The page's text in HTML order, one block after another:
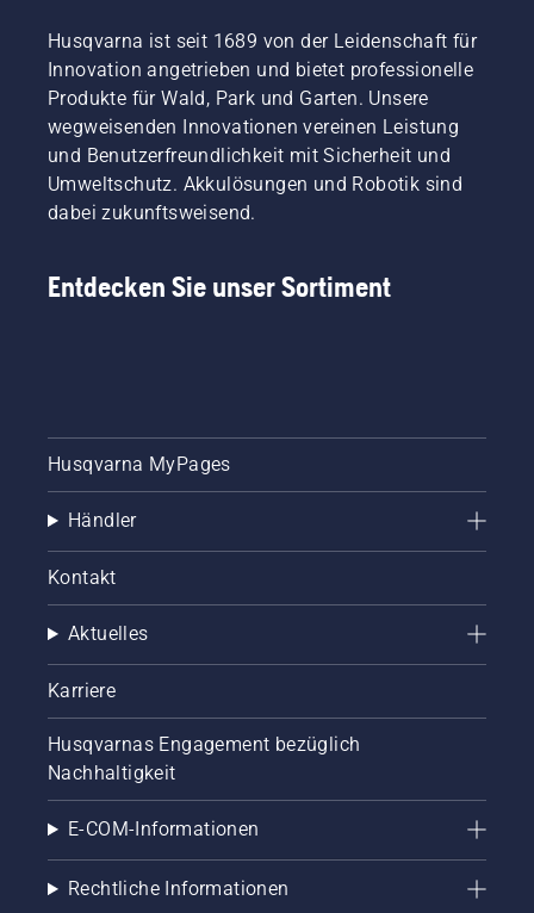
Husqvarna ist seit 1689 von der Leidenschaft für
Innovation angetrieben und bietet professionelle
Produkte für Wald, Park und Garten. Unsere
wegweisenden Innovationen vereinen Leistung
und Benutzerfreundlichkeit mit Sicherheit und
Umweltschutz. Akkulösungen und Robotik sind
dabei zukunftsweisend.
Entdecken Sie unser Sortiment
Husqvarna MyPages
Händler
Kontakt
Aktuelles
Karriere
Husqvarnas Engagement bezüglich
Nachhaltigkeit
E-COM-Informationen
Rechtliche Informationen